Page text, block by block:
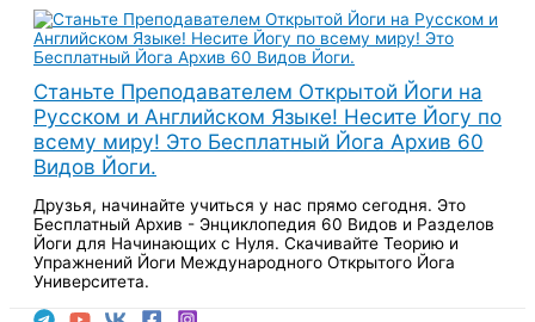
Перейти
содержимому
Станьте Преподавателем Открытой Йоги на
Русском и Английском Языке! Несите Йогу по
всему миру! Это Бесплатный Йога Архив 60
Видов Йоги.
Друзья, начинайте учиться у нас прямо сегодня. Это
Бесплатный Архив - Энциклопедия 60 Видов и Разделов
Йоги для Начинающих с Нуля. Скачивайте Теорию и
Упражнений Йоги Международного Открытого Йога
Университета.